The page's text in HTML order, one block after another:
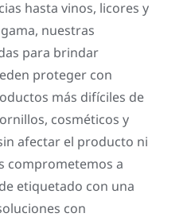
hasta vinos, licores y
nuestras
para brindar
proteger con
más difíciles de
cosméticos y
afectar el producto ni
comprometemos a
etiquetado con una
con